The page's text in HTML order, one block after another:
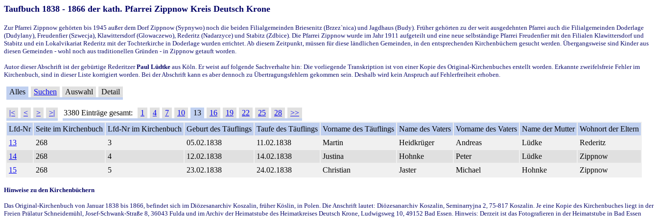
Taufbuch 1838 - 1866 der kath. Pfarrei Zippnow Kreis Deutsch Krone
Zur Pfarrei Zippnow gehörten bis 1945 außer dem Dorf Zippnow (Sypnywo) noch die beiden Filialgemeinden Briesenitz (Brzez`nica) und Jagdhaus (Budy). Früher gehörten zu der weit ausgedehnten Pfarrei auch die Filialgemeinden Doderlage
(Dudylany), Freudenfier (Szwecja), Klawittersdorf (Glowaczewo), Rederitz (Nadarzyce) und Stabitz (Zdbice). Die Pfarrei Zippnow wurde im Jahr 1911 aufgeteilt und eine neue selbständige Pfarrei Freudenfier mit den Filialen Klawittersdorf und
Stabitz und ein Lokalvikariat Rederitz mit der Tochterkirche in Doderlage wurden errichtet. Ab diesem Zeitpunkt, müssen für diese ländlichen Gemeinden, in den entsprechenden Kirchenbüchern gesucht werden. Übergangsweise sind Kinder aus
diesen Gemeinden - wohl noch aus traditionellen Gründen - in Zippnow getauft worden.
Autor dieser Abschrift ist der gebürtige RederitzerPaul Lüdtke aus Köln. Er weist auf folgende Sachverhalte hin: Die vorliegende Transkription ist von einer Kopie des Original-Kirchenbuches erstellt worden. Erkannte zweifelsfreie Fehler im
Kirchenbuch, sind in dieser Liste korrigiert worden. Bei der Abschrift kann es aber dennoch zu Übertragungsfehlern gekommen sein. Deshalb wird kein Anspruch auf Fehlerfreiheit erhoben.
Alles Suchen Auswahl Detail
|< < > >| 3380 Einträge gesamt: 1 4 7 10 13 16 19 22 25 28
>>
Lfd-Nr
Seite im Kirchenbuch Lfd-Nr im Kirchenbuch Geburt des Täuflings Taufe des Täuflings Vorname des Täuflings Name des Vaters Vorname des Vaters Name der Mutter Wohnort der Eltern
13
268 3 05.02.1838 11.02.1838 Martin Heidkrüger Andreas Lüdke
Rederitz
14
268 4 12.02.1838 14.02.1838 Justina Hohnke Peter Lüdke
Zippnow
15
268 5 23.02.1838 24.02.1838 Christian Jaster Michael Hohnke Zippnow
Hinweise zu den Kirchenbüchern
Das Original-Kirchenbuch von Januar 1838 bis 1866, befindet sich im Diözesanarchiv Koszalin, früher Köslin, in Polen. Die Anschrift lautet: Diözesanarchiv Koszalin, Seminarryjna 2, 75-817 Koszalin. Je eine Kopie des Kirchenbuches liegt in der
Freien Prälatur Schneidemühl, Josef-Schwank-Straße 8, 36043 Fulda und im Archiv der Heimatstube des Heimatkreises Deutsch Krone, Ludwigsweg 10, 49152 Bad Essen. Hinweis: Derzeit ist das Fotografieren in der Heimatstube in Bad Essen